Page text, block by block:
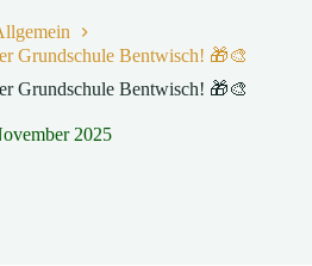
Grundschule Bentwisch! 🎁🎨
Grundschule Bentwisch! 🎁🎨
2025